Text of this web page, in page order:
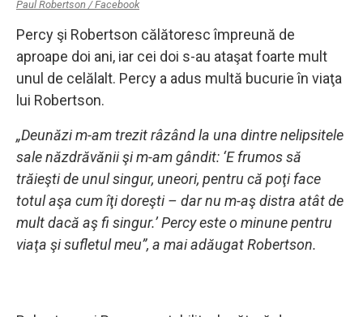
Paul Robertson / Facebook
Percy şi Robertson călătoresc împreună de
aproape doi ani, iar cei doi s-au ataşat foarte mult
unul de celălalt. Percy a adus multă bucurie în viaţa
lui Robertson.
„Deunăzi m-am trezit râzând la una dintre nelipsitele
sale năzdrăvănii şi m-am gândit: ‘E frumos să
trăieşti de unul singur, uneori, pentru că poţi face
totul aşa cum îţi doreşti – dar nu m-aş distra atât de
mult dacă aş fi singur.’ Percy este o minune pentru
viaţa şi sufletul meu”, a mai adăugat Robertson.